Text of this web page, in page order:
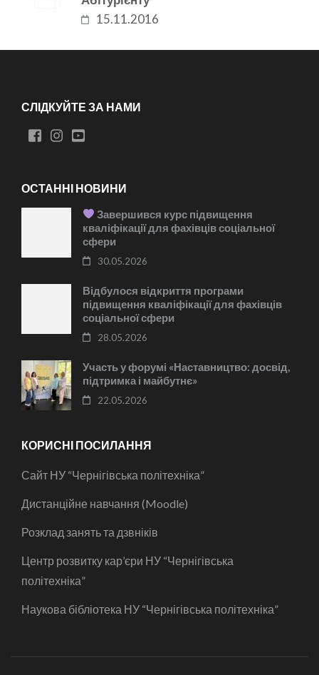
15.11.2016
СЛІДКУЙТЕ ЗА НАМИ
ОСТАННІ НОВИНИ
Завершився курс підвищення
кваліфікації для фахівців соціальної
сфери
30.05.2026
Відбулося відкриття програми
підвищення кваліфікації для фахівців
соціальної сфери
28.05.2026
Участь у форумі «Наставництво: досвід,
підтримка і майбутнє»
22.05.2026
КОРИСНІ ПОСИЛАННЯ
Сайт НУ “Чернігівська політехніка”
Дистанційне навчання (Moodle)
Розклад занять та дзвніків
Центр розвитку кар’єри НУ “Чернігівська
політехніка”
Наукова бібліотека НУ “Чернігівська політехніка”